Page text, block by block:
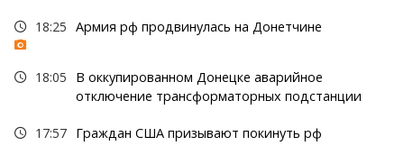
18:25 Армия рф продвинулась на Донетчине
18:05
В оккупированном Донецке аварийное
отключение трансформаторных подстанции
17:57 Граждан США призывают покинуть рф